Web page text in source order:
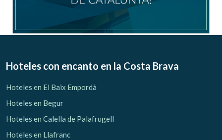
Hoteles con encanto en la Costa Brava
Hoteles en El Baix Empordà
Hoteles en Begur
Hoteles en Calella de Palafrugell
Hoteles en Llafranc